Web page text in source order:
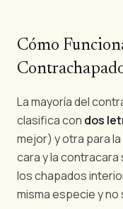
Cómo
La mayoría del
clasifica con dos
mejor) y otra para la
cara y la
los chapados
misma especie y